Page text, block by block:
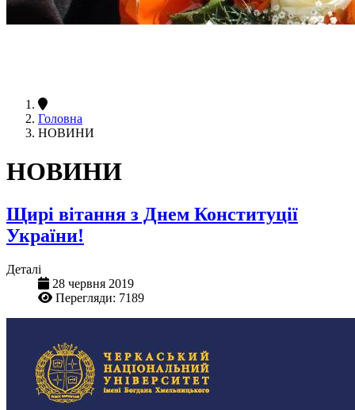
Головна
НОВИНИ
НОВИНИ
Щирі вітання з Днем Конституції
України!
Деталі
28 червня 2019
Перегляди: 7189